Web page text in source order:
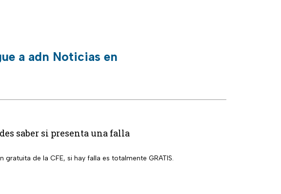
a adn Noticias en
saber si presenta una falla
de la CFE, si hay falla es totalmente GRATIS.